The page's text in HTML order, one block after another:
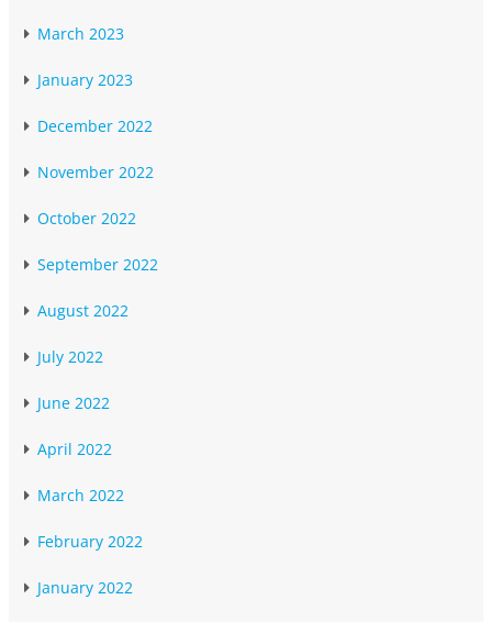
March 2023
January 2023
December 2022
November 2022
October 2022
September 2022
August 2022
July 2022
June 2022
April 2022
March 2022
February 2022
January 2022